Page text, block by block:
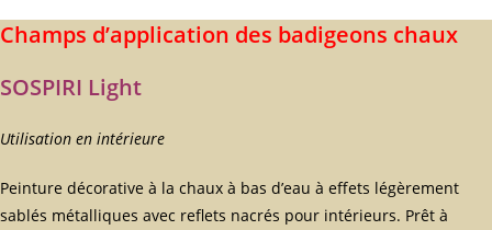
Champs d’application des badigeons chaux
SOSPIRI Light
Utilisation en intérieure
Peinture décorative à la chaux à bas d’eau à effets légèrement
sablés métalliques avec reflets nacrés pour intérieurs. Prêt à